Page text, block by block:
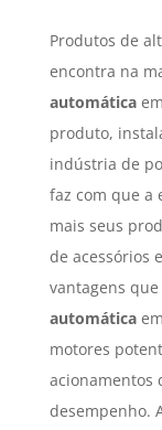
Produtos de
encontra na
automáticaem
produto,
indústria de
faz com que a
mais seus
de acessórios
vantagens que
automáticaem
motores
acionamentos
desempenho.